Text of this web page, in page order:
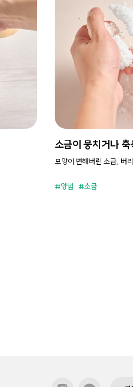
소금이 뭉치거나
모양이 변해버린 소금, 버
양념 소금